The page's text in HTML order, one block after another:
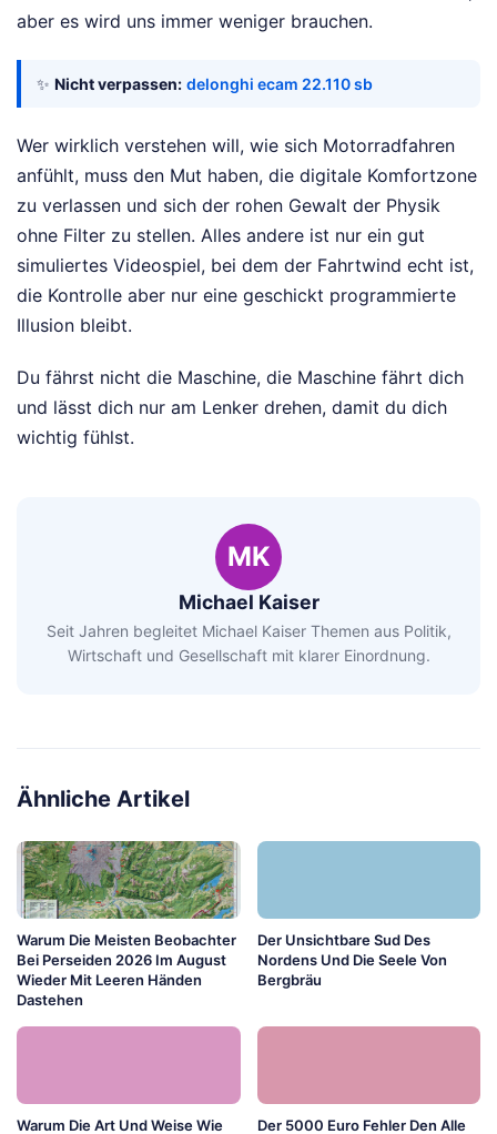
aber es wird uns immer weniger brauchen.
✨ Nicht verpassen: delonghi ecam 22.110 sb
Wer wirklich verstehen will, wie sich Motorradfahren
anfühlt, muss den Mut haben, die digitale Komfortzone
zu verlassen und sich der rohen Gewalt der Physik
ohne Filter zu stellen. Alles andere ist nur ein gut
simuliertes Videospiel, bei dem der Fahrtwind echt ist,
die Kontrolle aber nur eine geschickt programmierte
Illusion bleibt.
Du fährst nicht die Maschine, die Maschine fährt dich
und lässt dich nur am Lenker drehen, damit du dich
wichtig fühlst.
MK
Michael Kaiser
Seit Jahren begleitet Michael Kaiser Themen aus Politik,
Wirtschaft und Gesellschaft mit klarer Einordnung.
Ähnliche Artikel
Warum Die Meisten Beobachter
Bei Perseiden 2026 Im August
Wieder Mit Leeren Händen
Dastehen
Der Unsichtbare Sud Des
Nordens Und Die Seele Von
Bergbräu
Warum Die Art Und Weise Wie Der 5000 Euro Fehler Den Alle